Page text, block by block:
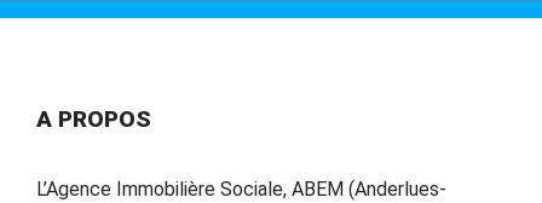
A PROPOS
L’Agence Immobilière Sociale, ABEM (Anderlues-